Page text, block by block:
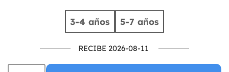
3-4 años 5-7 años
RECIBE 2026-08-11